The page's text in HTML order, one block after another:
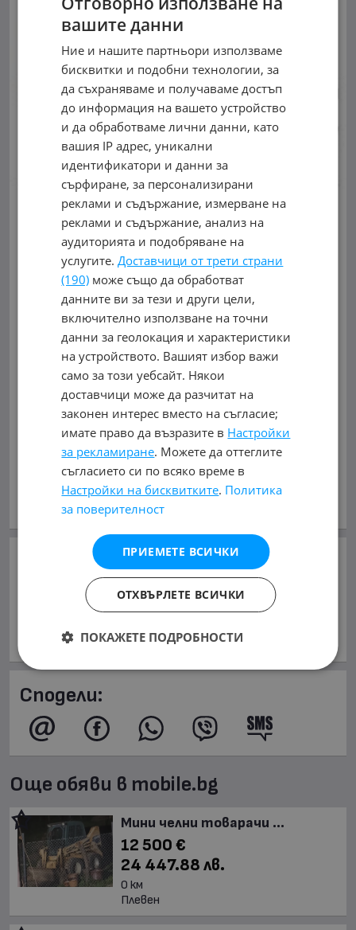
IMPORT MACHINERY
гр. Плевен, Индустриална зона
Срещу КАТ Плевен
0878787892
Виж на картата
0878787892
обл. Плевен, гр. Плевен
В mobile.bgот 07.06.2007г.
Виж всички обяви на дилъра
Добави в Бележника
Копирай линка
Съобщи за нередност
Сподели:
Още обяви в mobile.bg
Мини челни товарачи ...
12 500 €
24 447.88 лв.
0 км
Плевен
вашите данни
Ние и нашите партньори използваме
бисквитки и подобни технологии, за
да съхраняваме и получаваме достъп
до информация на вашето устройство
и да обработваме лични данни, като
вашия IP адрес, уникални
идентификатори и данни за
сърфиране, за персонализирани
реклами и съдържание, измерване на
реклами и съдържание, анализ на
аудиторията и подобряване на
услугите.Доставчици от трети страни
(190) може също да обработват
данните ви за тези и други цели,
включително използване на точни
данни за геолокация и характеристики
на устройството. Вашият избор важи
само за този уебсайт. Някои
доставчици може да разчитат на
законен интерес вместо на съгласие;
имате право да възразите в Настройки
за рекламиране. Можете да оттеглите
съгласието си по всяко време в
Настройки на бисквитките. Политика
за поверителност
ПРИЕМЕТЕ ВСИЧКИ
ОТХВЪРЛЕТЕ ВСИЧКИ
ПОКАЖЕТЕ ПОДРОБНОСТИ